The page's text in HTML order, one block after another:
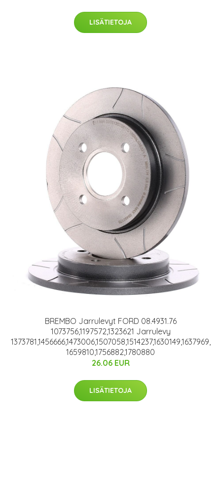
LISÄTIETOJA
BREMBO Jarrulevyt FORD 08.4931.76
1073756,1197572,1323621 Jarrulevy
1373781,1456666,1473006,1507058,1514237,1630149,1637969,
1659810,1756882,1780880
26.06 EUR
LISÄTIETOJA